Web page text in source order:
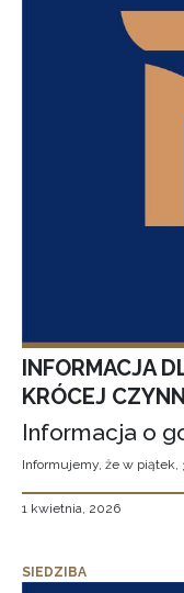
INFORMACJA
KRÓCEJ
Informacja o
Informujemy, że w piątek,
1 kwietnia, 2026
SIEDZIBA